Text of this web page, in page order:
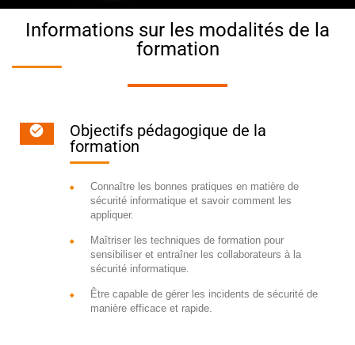
Informations sur les modalités de la
formation
Objectifs pédagogique de la
formation
Connaître les bonnes pratiques en matière de
sécurité informatique et savoir comment les
appliquer.
Maîtriser les techniques de formation pour
sensibiliser et entraîner les collaborateurs à la
sécurité informatique.
Être capable de gérer les incidents de sécurité de
manière efficace et rapide.